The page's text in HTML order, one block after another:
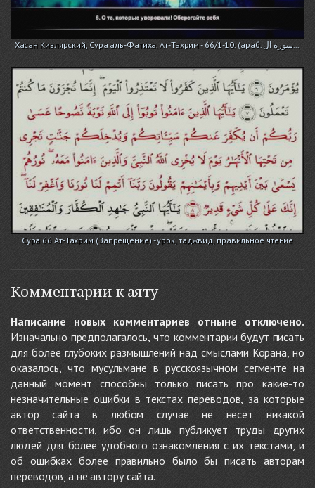
Хасан Кизлярский, Сура аль-Фатиха, Ат-Тахрим - 66/1-10. (араб. سورة ال...
Сура 66 Ат-Тахрим (Запрещение) - урок, таджвид, правильное чтение
Комментарии к аяту
Написание новых комментариев отныне отключено.
Изначально предполагалось, что комментарии будут писать
для более глубоких размышлений над смыслами Корана, но
оказалось, что мусульмане в русскоязычном сегменте на
данный момент способны только писать про какие-то
незначительные ошибки в текстах переводов, за которые
автор сайта в любом случае не несёт никакой
ответственности, ибо он лишь публикует труды других
людей для более удобного ознакомления с их текстами, и
об ошибках более правильно было бы писать авторам
переводов, а не автору сайта.